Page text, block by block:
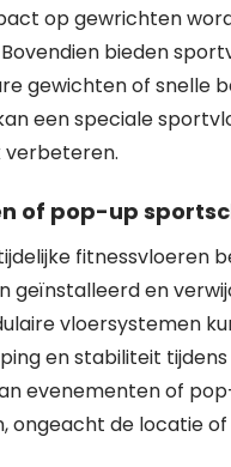
op gewrichten
bieden
gewichten of snelle
een speciale
verbeteren.
of pop-up
fitnessvloeren
geïnstalleerd en
vloersystemen
en stabiliteit tijdens
evenementen of
de locatie of